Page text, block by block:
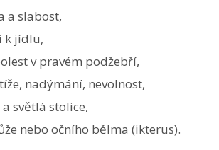
a slabost,
k jídlu,
v pravém podžebří,
nadýmání, nevolnost,
světlá stolice,
nebo očního bělma (ikterus).